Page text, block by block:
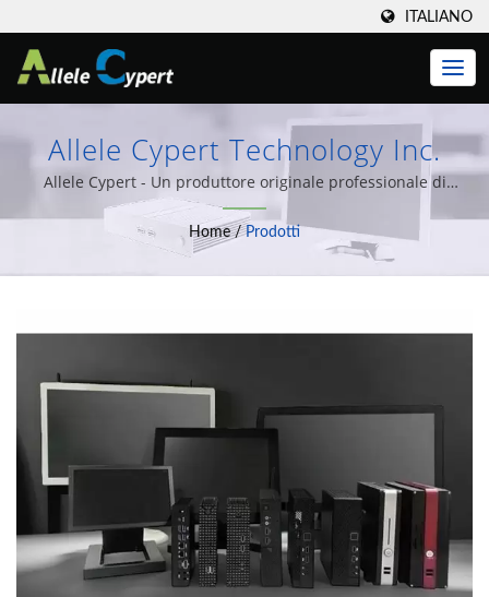
ITALIANO
Allele Cypert Technology Inc.
Allele Cypert - Un produttore originale professionale di
schede madri embedded, IPC.
Home / Prodotti